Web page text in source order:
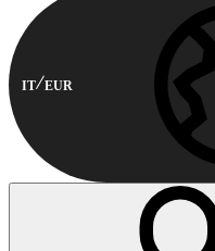
IT EUR